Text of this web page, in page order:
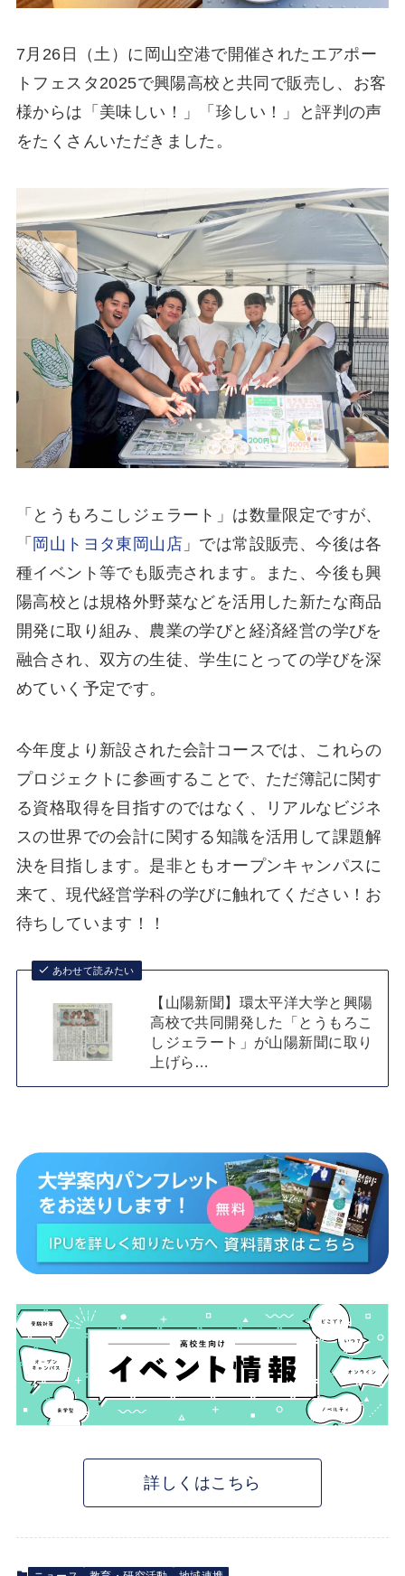
7月26日（土）に岡山空港で開催されたエアポー
トフェスタ2025で興陽高校と共同で販売し、お客
様からは「美味しい！」「珍しい！」と評判の声
をたくさんいただきました。
「とうもろこしジェラート」は数量限定ですが、
「 岡山トヨタ東岡山店」では常設販売、今後は各
種イベント等でも販売されます。また、今後も興
陽高校とは規格外野菜などを活用した新たな商品
開発に取り組み、農業の学びと経済経営の学びを
融合され、双方の生徒、学生にとっての学びを深
めていく予定です。
今年度より新設された会計コースでは、これらの
プロジェクトに参画することで、ただ簿記に関す
る資格取得を目指すのではなく、リアルなビジネ
スの世界での会計に関する知識を活用して課題解
決を目指します。是非ともオープンキャンパスに
来て、現代経営学科の学びに触れてください！お
待ちしています！！
あわせて読みたい
【山陽新聞】環太平洋大学と興陽
高校で共同開発した「とうもろこ
しジェラート」が山陽新聞に取り
上げら…
詳しくはこちら